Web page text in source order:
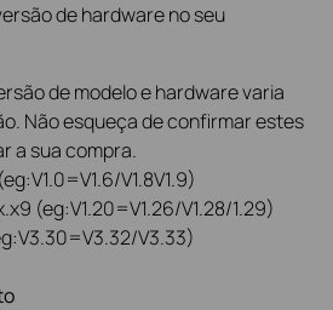
de hardware no seu
de modelo e hardware varia
Não esqueça de confirmar estes
a sua compra.
V1.8V1.9)
(eg:V1.20=V1.26/V1.28/1.29)
V3.33)